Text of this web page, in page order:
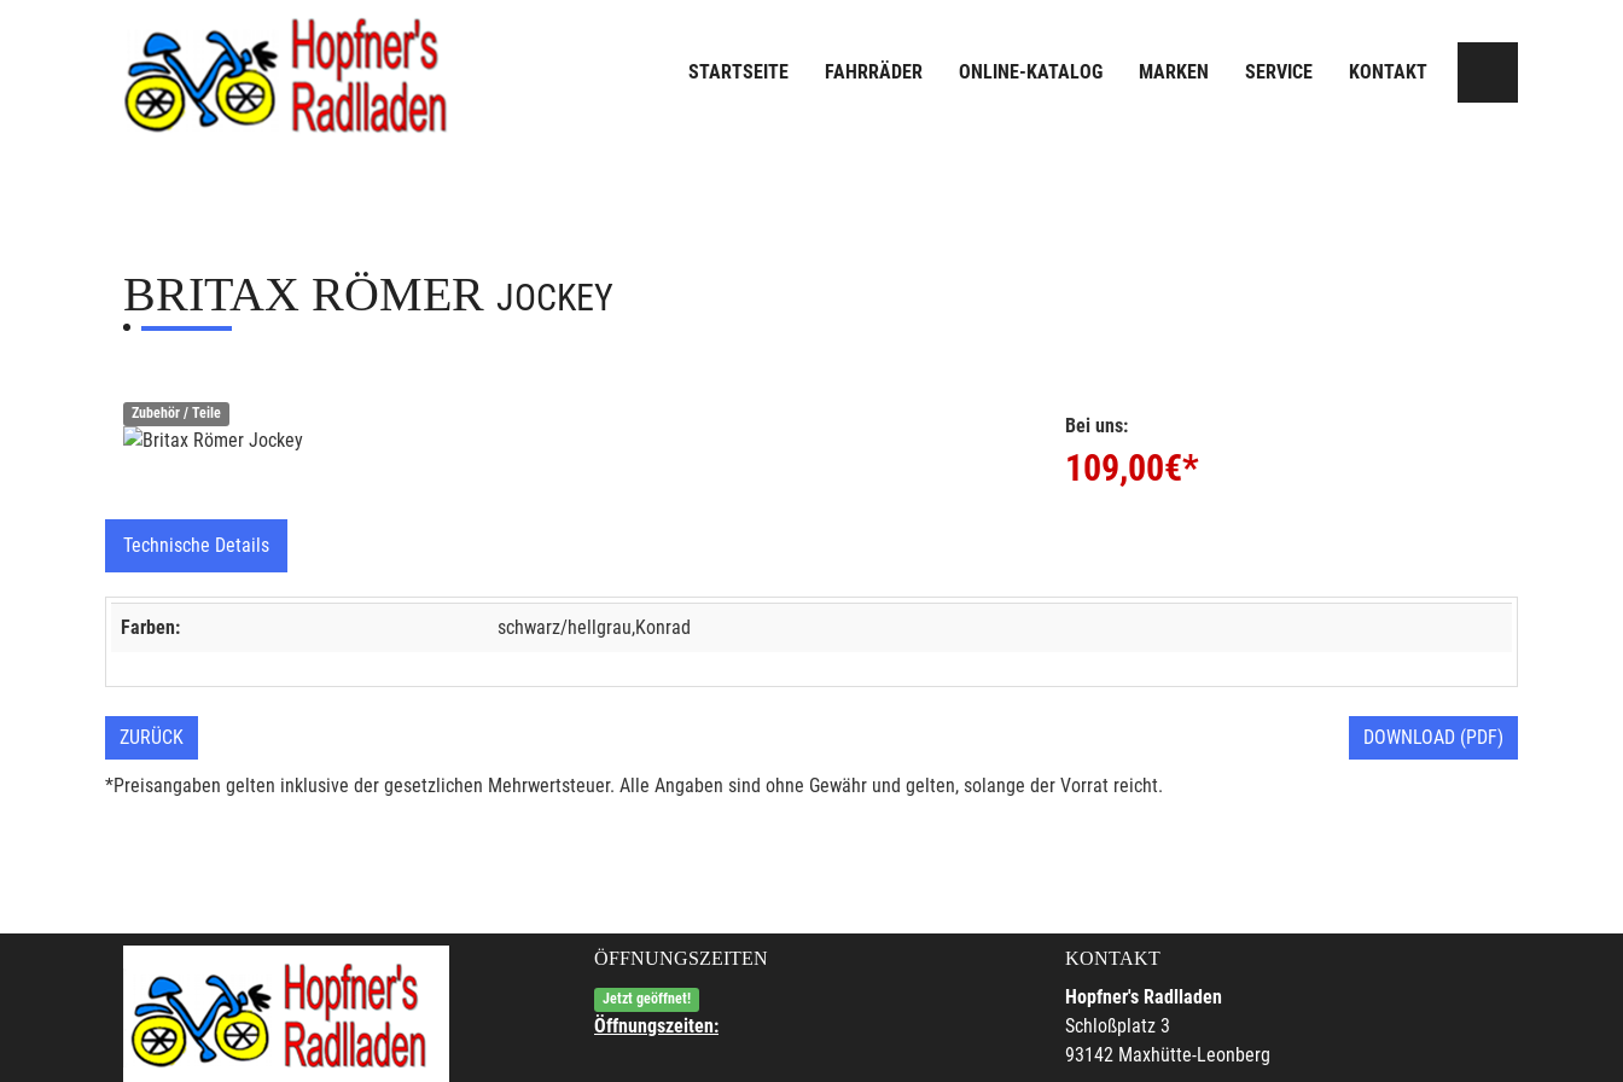
STARTSEITE FAHRRÄDER ONLINE-KATALOG MARKEN SERVICE KONTAKT
BRITAX RÖMER JOCKEY
Zubehör / Teile
Bei uns:
109,00€*
Technische Details
Farben: schwarz/hellgrau,Konrad
ZURÜCK DOWNLOAD (PDF)
*Preisangaben gelten inklusive der gesetzlichen Mehrwertsteuer. Alle Angaben sind ohne Gewähr und gelten, solange der Vorrat reicht.
ÖFFNUNGSZEITEN
Jetzt geöffnet!
Öffnungszeiten:
KONTAKT
Hopfner's Radlladen
Schloßplatz 3
93142 Maxhütte-Leonberg